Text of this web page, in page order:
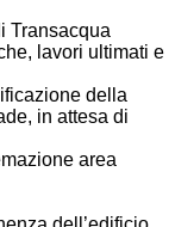
Transacqua
lavori ultimati e
della
in attesa di
area